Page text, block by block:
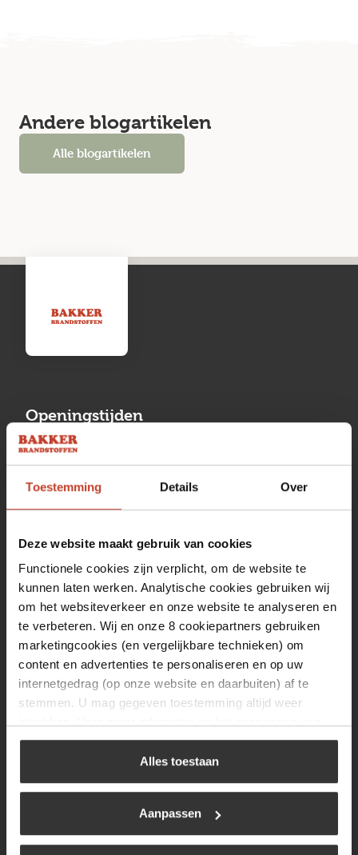
Toestemming Details Over
Deze website maakt gebruik van cookies
Functionele cookies zijn verplicht, om de website te
kunnen laten werken. Analytische cookies gebruiken wij
om het websiteverkeer en onze website te analyseren en
te verbeteren. Wij en onze 8 cookiepartners gebruiken
marketingcookies (en vergelijkbare technieken) om
content en advertenties te personaliseren en op uw
internetgedrag (op onze website en daarbuiten) af te
stemmen. U mag gegeven toestemming altijd weer
uw keuze op onze website verwijzen wij u naar ons
Alles toestaan
Aanpassen
Andere blogartikelen
Alle blogartikelen
Openingstijden
Maandag
13:00 tot 17:00
Dinsdag
08:00 tot 17:00
08:00 tot 17:00
Vrijdag
08:00 tot 17:00
Zaterdag
09:30 tot 12:00
Zondag
Gesloten
Navigatie
BBQ
Kamperen
Gastechniek